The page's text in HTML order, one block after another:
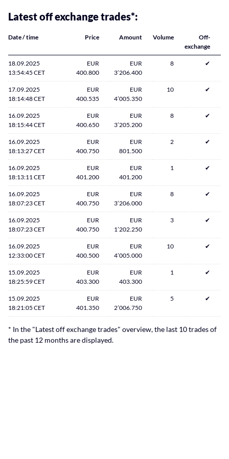
Latest off exchange trades*:
Date / time Price Amount Volume
Off-
exchange
18.09.2025
13:54:45 CET
EUR
400.800
EUR
3’206.400
8 ✔
17.09.2025
18:14:48 CET
EUR
400.535
EUR
4’005.350
10 ✔
16.09.2025
18:15:44 CET
EUR
400.650
EUR
3’205.200
8 ✔
16.09.2025
18:13:27 CET
EUR
400.750
EUR
801.500
2 ✔
16.09.2025
18:13:11 CET
EUR
401.200
EUR
401.200
1 ✔
16.09.2025
18:07:23 CET
EUR
400.750
EUR
3’206.000
8 ✔
16.09.2025
18:07:23 CET
EUR
400.750
EUR
1’202.250
3 ✔
16.09.2025
12:33:00 CET
EUR
400.500
EUR
4’005.000
10 ✔
15.09.2025
18:25:59 CET
EUR
403.300
EUR
403.300
1 ✔
15.09.2025
18:21:05 CET
EUR
401.350
EUR
2’006.750
5 ✔
* In the "Latest off exchange trades" overview, the last 10 trades of
the past 12 months are displayed.